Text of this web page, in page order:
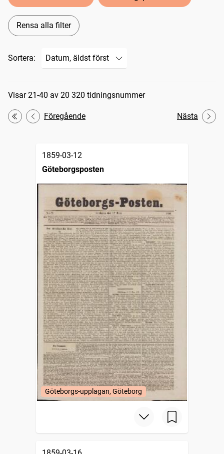
Rensa alla filter
Sortera:
Sökresultat
Visar 21-40 av 20 320 tidningsnummer
Första
Föregående Nästa
1859-03-12
Göteborgsposten
Göteborgs-upplagan, Göteborg